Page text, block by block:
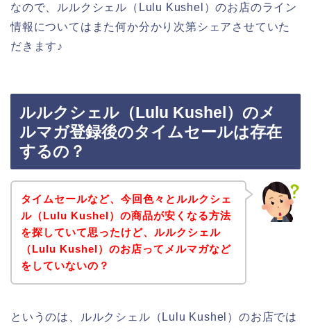
なので、ルルクシェル（Lulu Kushel）のお店のライン
情報についてはまた何か分かり次第シェアさせていた
だきます♪
ルルクシェル（Lulu Kushel）のメ
ルマガ登録後のタイムセールは存在
するの？
タイムセールなど、今回色々とルルクシェ
ル（Lulu Kushel）の商品が安くなる方法
を探していて思ったけど、ルルクシェル
（Lulu Kushel）のお店ってメルマガなど
をしていないの？
というのは、ルルクシェル（Lulu Kushel）のお店では